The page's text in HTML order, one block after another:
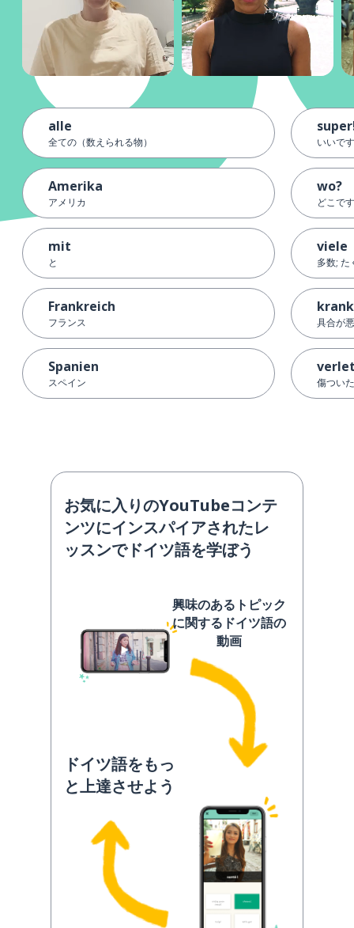
alle
全ての（数えられる物）
Amerika
アメリカ
mit
と
Frankreich
フランス
Spanien
スペイン
いいで
wo?
どこで
viele
多数; た
krank
具合が
傷ついた
お気に入りのYouTubeコンテ
ンツにインスパイアされたレ
ッスンでドイツ語を学ぼう
興味のあるトピック
に関するドイツ語の
動画
ドイツ語をもっ
と上達させよう